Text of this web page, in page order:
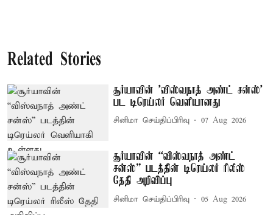
Related Stories
சூர்யாவின் 'விஸ்வநாத் அண்ட் சன்ஸ்'
பட டிரெய்லர் வெளியானது
சினிமா செய்திப்பிரிவு 07 Aug 2026
சூர்யாவின் “விஸ்வநாத் அண்ட்
சன்ஸ்” படத்தின் டிரெய்லர் ரிலீஸ்
தேதி அறிவிப்பு
சினிமா செய்திப்பிரிவு 05 Aug 2026